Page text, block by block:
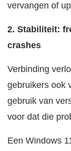
vervangen of
2. Stabiliteit:
crashes
Verbinding
gebruikers ook
gebruik van
voor dat die
Een Windows